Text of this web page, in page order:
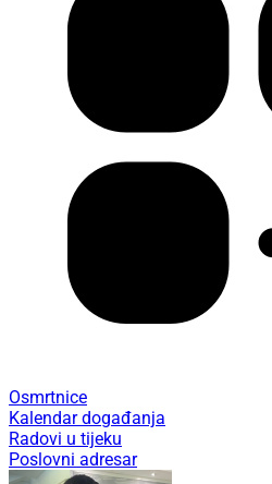
Osmrtnice
Kalendar događanja
Radovi u tijeku
Poslovni adresar